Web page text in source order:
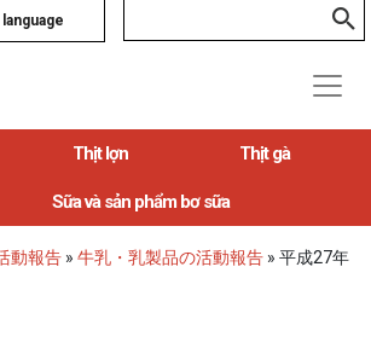
language
Thịt lợn Thịt gà
Sữa và sản phẩm bơ sữa
動報告 » 牛乳・乳製品の活動報告 » 平成27年